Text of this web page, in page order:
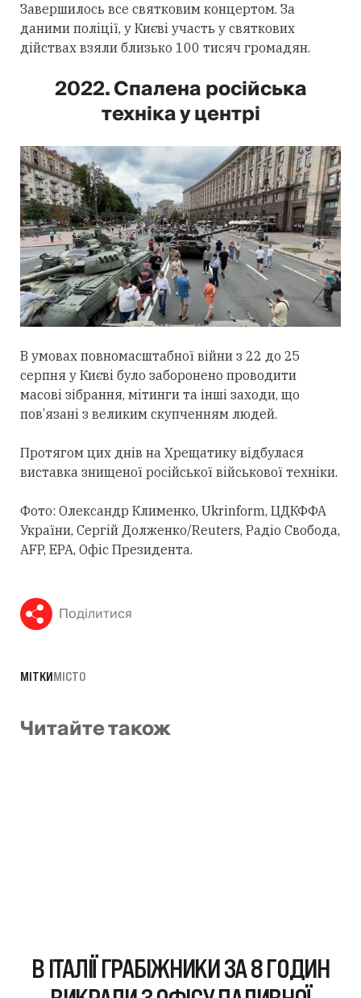
Завершилось все святковим концертом. За
даними поліції, у Києві участь у святкових
дійствах взяли близько 100 тисяч громадян.
2022. Спалена російська
техніка у центрі
В умовах повномасштабної війни з 22 до 25
серпня у Києві було заборонено проводити
масові зібрання, мітинги та інші заходи, що
пов’язані з великим скупченням людей.
Протягом цих днів на Хрещатику відбулася
виставка знищеної російської військової техніки.
Фото: Олександр Клименко, Ukrinform, ЦДКФФА
України, Сергій Долженко/Reuters, Радіо Свобода,
AFP, EPA, Офіс Президента.
Поділитися
МІТКИМІСТО
Читайте також
В ІТАЛІЇ ГРАБІЖНИКИ ЗА 8 ГОДИН